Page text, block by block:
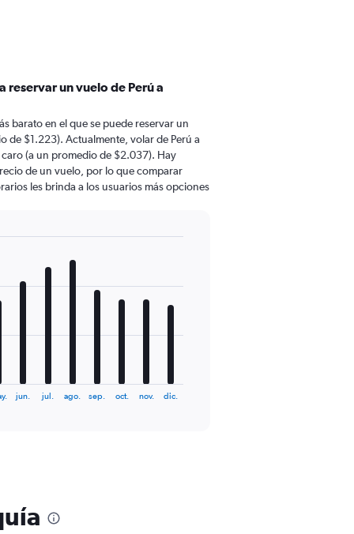
reservar un vuelo de Perú a
barato en el que se puede reservar un
de $1.223). Actualmente, volar de Perú a
(a un promedio de $2.037). Hay
de un vuelo, por lo que comparar
les brinda a los usuarios más opciones
jun. jul. ago. sep. oct. nov. dic.